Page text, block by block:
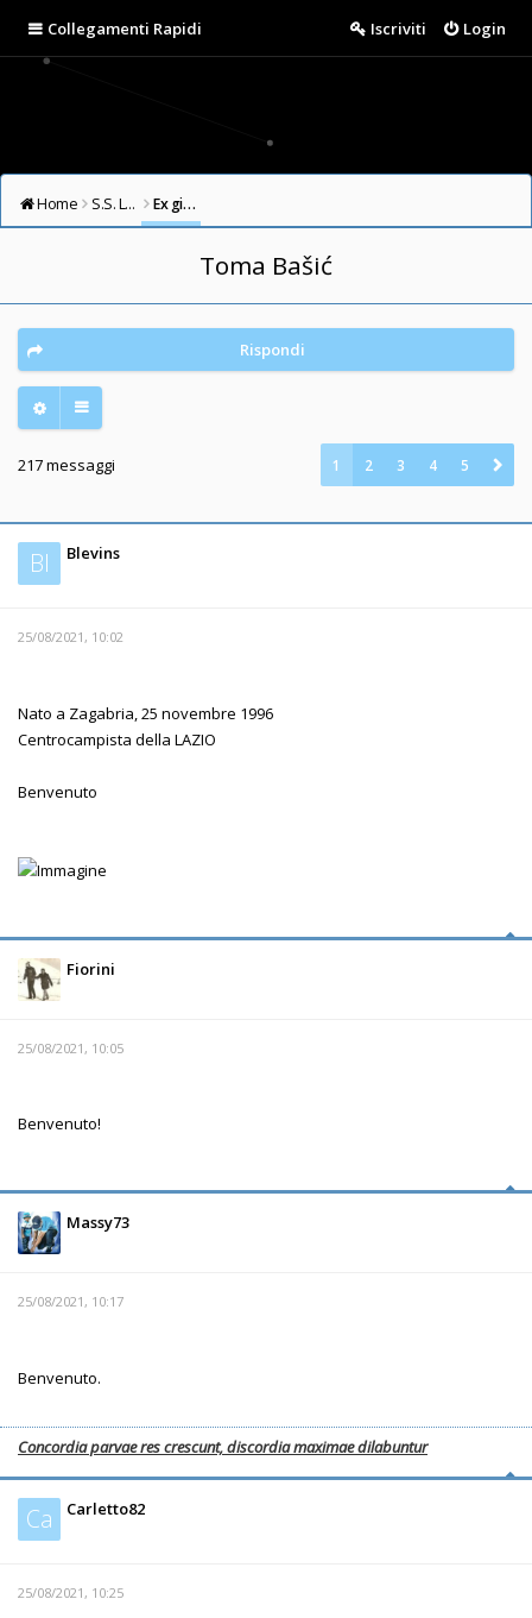
Collegamenti Rapidi Login
Iscriviti
Home S.S. LAZIO FORUM Ex giocatori della Lazio
Toma Bašić
Rispondi
217 messaggi 1 2 3 4 5
Bl Blevins
25/08/2021, 10:02
Nato a Zagabria, 25 novembre 1996
Centrocampista della LAZIO
Benvenuto
Fiorini
25/08/2021, 10:05
Benvenuto!
Massy73
25/08/2021, 10:17
Benvenuto.
Concordia parvae res crescunt, discordia maximae dilabuntur
Ca Carletto82
25/08/2021, 10:25